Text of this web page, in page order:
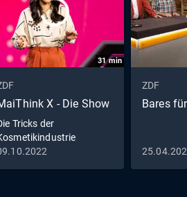
31min
X - Die Show
Tricks der
ZDF
Bares